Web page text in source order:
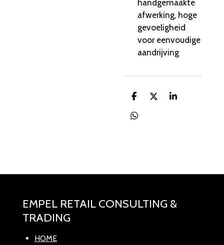
handgemaakte
afwerking, hoge
gevoeligheid
voor eenvoudige
aandrijving
D
l
D
S
D
EMPEL RETAIL CONSULTING &
TRADING
HOME